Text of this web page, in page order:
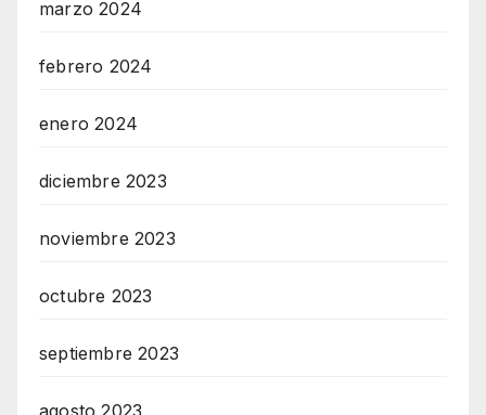
marzo 2024
febrero 2024
enero 2024
diciembre 2023
noviembre 2023
octubre 2023
septiembre 2023
agosto 2023